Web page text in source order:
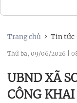
Trang chủ Tin tức
Thứ ba, 09/06/2026
UBND XÃ
CÔNG